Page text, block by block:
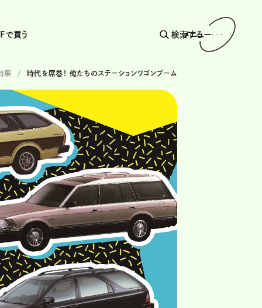
で買う 検索する
メニュー
集 時代を席巻！ 俺たちのステーションワゴンブーム